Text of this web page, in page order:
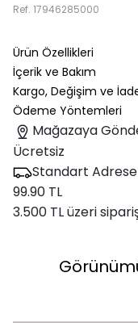
Ref. 17946285000
Ürün Özellikleri
İçerik ve Bakım
Kargo, Değişim ve
Ödeme Yöntemleri
Mağazaya
Ücretsiz
Standart
99.90 TL
3.500 TL üzeri